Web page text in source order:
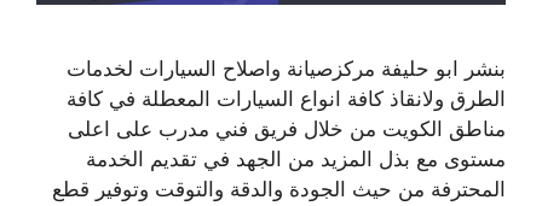
بنشر ابو حليفة مركزصيانة واصلاح السيارات لخدمات
الطرق ولانقاذ كافة انواع السيارات المعطلة في كافة
مناطق الكويت من خلال فريق فني مدرب على اعلى
مستوى مع بذل المزيد من الجهد في تقديم الخدمة
المحترفة من حيث الجودة والدقة والتوقت وتوفير قطع